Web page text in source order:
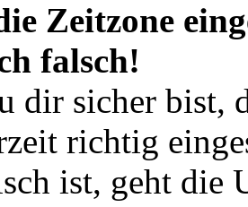
Zeitzone
falsch!
dir sicher bist,
richtig
ist, geht die